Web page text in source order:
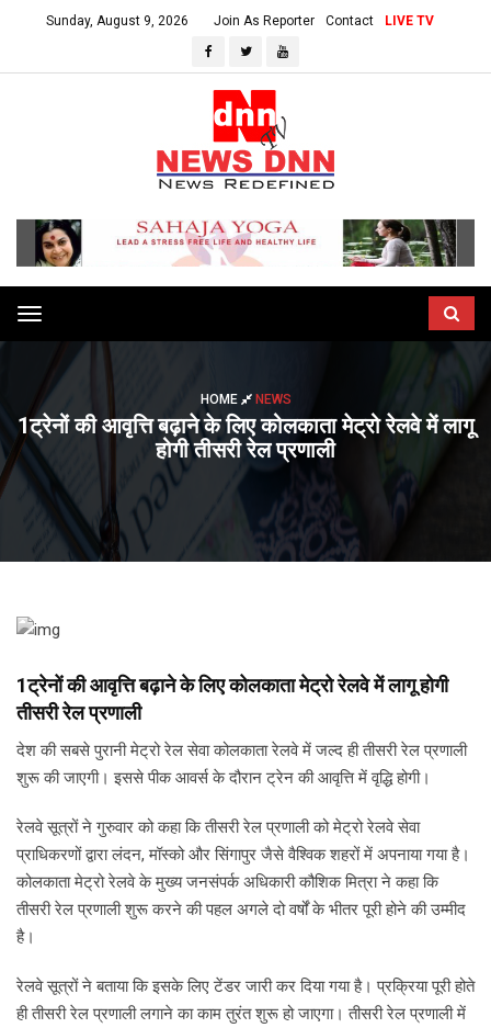
Sunday, August 9, 2026 Join As Reporter Contact LIVE TV
Toggle
navigation
HOME NEWS
1ट्रेनों की आवृत्ति बढ़ाने के लिए कोलकाता मेट्रो रेलवे में लागू
होगी तीसरी रेल प्रणाली
1ट्रेनों की आवृत्ति बढ़ाने के लिए कोलकाता मेट्रो रेलवे में लागू होगी
तीसरी रेल प्रणाली
देश की सबसे पुरानी मेट्रो रेल सेवा कोलकाता रेलवे में जल्द ही तीसरी रेल प्रणाली
शुरू की जाएगी। इससे पीक आवर्स के दौरान ट्रेन की आवृत्ति में वृद्धि होगी।
रेलवे सूत्रों ने गुरुवार को कहा कि तीसरी रेल प्रणाली को मेट्रो रेलवे सेवा
प्राधिकरणों द्वारा लंदन, मॉस्को और सिंगापुर जैसे वैश्विक शहरों में अपनाया गया है।
कोलकाता मेट्रो रेलवे के मुख्य जनसंपर्क अधिकारी कौशिक मित्रा ने कहा कि
तीसरी रेल प्रणाली शुरू करने की पहल अगले दो वर्षों के भीतर पूरी होने की उम्मीद
है।
रेलवे सूत्रों ने बताया कि इसके लिए टेंडर जारी कर दिया गया है। प्रक्रिया पूरी होते
ही तीसरी रेल प्रणाली लगाने का काम तुरंत शुरू हो जाएगा। तीसरी रेल प्रणाली में